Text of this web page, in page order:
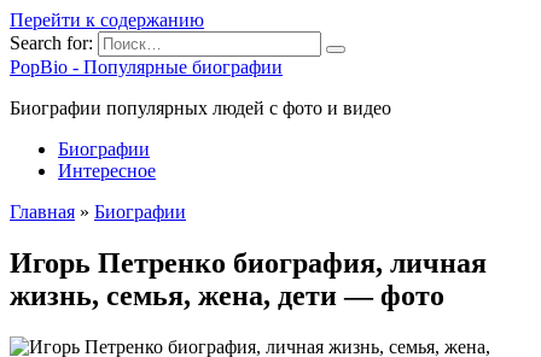
Перейти к содержанию
Search for:
PopBio - Популярные биографии
Биографии популярных людей с фото и видео
Биографии
Интересное
Главная » Биографии
Игорь Петренко биография, личная
жизнь, семья, жена, дети — фото